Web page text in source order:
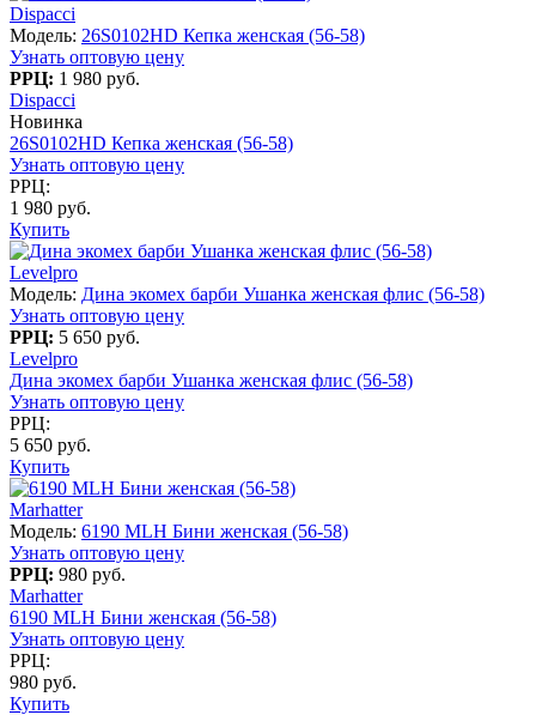
Dispacci
Модель: 26S0102HD Кепка женская (56-58)
Узнать оптовую цену
РРЦ: 1 980 руб.
Dispacci
Новинка
26S0102HD Кепка женская (56-58)
Узнать оптовую цену
РРЦ:
1 980 руб.
Купить
Levelpro
Модель: Дина экомех барби Ушанка женская флис (56-58)
Узнать оптовую цену
РРЦ: 5 650 руб.
Levelpro
Дина экомех барби Ушанка женская флис (56-58)
Узнать оптовую цену
РРЦ:
5 650 руб.
Купить
Marhatter
Модель: 6190 MLH Бини женская (56-58)
Узнать оптовую цену
РРЦ: 980 руб.
Marhatter
6190 MLH Бини женская (56-58)
Узнать оптовую цену
РРЦ:
980 руб.
Купить